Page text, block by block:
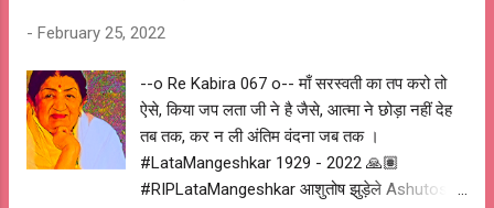
would have played hide & seek with the
birds, would have thundered when sad, and
would have rained in joy. I wish I were a
cloud, a bit crazy cloud, would have been a
roof on top of a couple in love, and would
have danced wild would have been a story, a
- February 25, 2022
--o Re Kabira 067 o-- माँ सरस्वती का तप करो तो
ऐसे, किया जप लता जी ने है जैसे, आत्मा ने छोड़ा नहीं देह
तब तक, कर न ली अंतिम वंदना जब तक ।
#LataMangeshkar 1929 - 2022 🙏🏽
#RIPLataMangeshkar आशुतोष झुड़ेले Ashutosh